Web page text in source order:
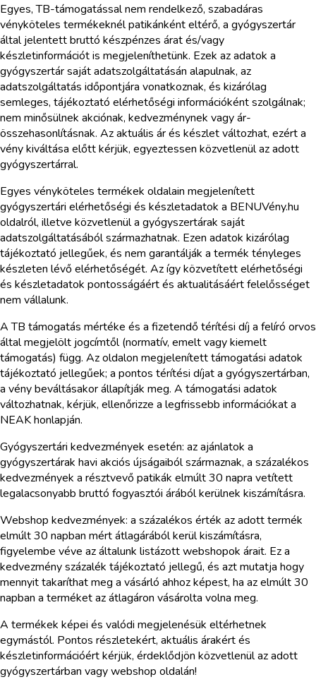
Egyes, TB-támogatással nem rendelkező, szabadáras
vényköteles termékeknél patikánként eltérő, a gyógyszertár
által jelentett bruttó készpénzes árat és/vagy
készletinformációt is megjeleníthetünk. Ezek az adatok a
gyógyszertár saját adatszolgáltatásán alapulnak, az
adatszolgáltatás időpontjára vonatkoznak, és kizárólag
semleges, tájékoztató elérhetőségi információként szolgálnak;
nem minősülnek akciónak, kedvezménynek vagy ár-
összehasonlításnak. Az aktuális ár és készlet változhat, ezért a
vény kiváltása előtt kérjük, egyeztessen közvetlenül az adott
gyógyszertárral.
Egyes vényköteles termékek oldalain megjelenített
gyógyszertári elérhetőségi és készletadatok a BENUVény.hu
oldalról, illetve közvetlenül a gyógyszertárak saját
adatszolgáltatásából származhatnak. Ezen adatok kizárólag
tájékoztató jellegűek, és nem garantálják a termék tényleges
készleten lévő elérhetőségét. Az így közvetített elérhetőségi
és készletadatok pontosságáért és aktualitásáért felelősséget
nem vállalunk.
A TB támogatás mértéke és a fizetendő térítési díj a felíró orvos
által megjelölt jogcímtől (normatív, emelt vagy kiemelt
támogatás) függ. Az oldalon megjelenített támogatási adatok
tájékoztató jellegűek; a pontos térítési díjat a gyógyszertárban,
a vény beváltásakor állapítják meg. A támogatási adatok
változhatnak, kérjük, ellenőrizze a legfrissebb információkat a
NEAK honlapján.
Gyógyszertári kedvezmények esetén: az ajánlatok a
gyógyszertárak havi akciós újságaiból származnak, a százalékos
kedvezmények a résztvevő patikák elmúlt 30 napra vetített
legalacsonyabb bruttó fogyasztói árából kerülnek kiszámításra.
Webshop kedvezmények: a százalékos érték az adott termék
elmúlt 30 napban mért átlagárából kerül kiszámításra,
figyelembe véve az általunk listázott webshopok árait. Ez a
kedvezmény százalék tájékoztató jellegű, és azt mutatja hogy
mennyit takaríthat meg a vásárló ahhoz képest, ha az elmúlt 30
napban a terméket az átlagáron vásárolta volna meg.
A termékek képei és valódi megjelenésük eltérhetnek
egymástól. Pontos részletekért, aktuális árakért és
készletinformációért kérjük, érdeklődjön közvetlenül az adott
gyógyszertárban vagy webshop oldalán!